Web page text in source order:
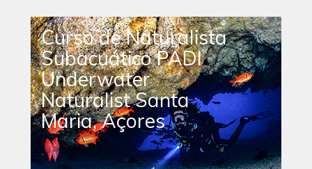
Curso de Naturalista
Subacuático PADI
Underwater
Naturalist Santa
Maria, Açores